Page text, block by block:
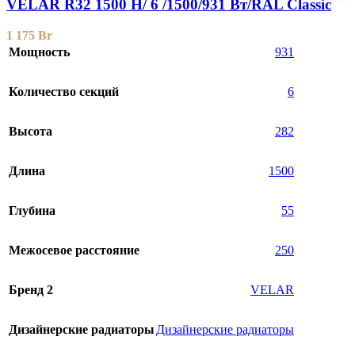
VELAR R32 1500 H/ 6 /1500/931 Вт/RAL Classic
1 175 Br
Мощность
931
Количество секций 6
Высота 282
Длина 1500
Глубина 55
Межосевое расстояние 250
Бренд 2 VELAR
Дизайнерские радиаторы Дизайнерские радиаторы